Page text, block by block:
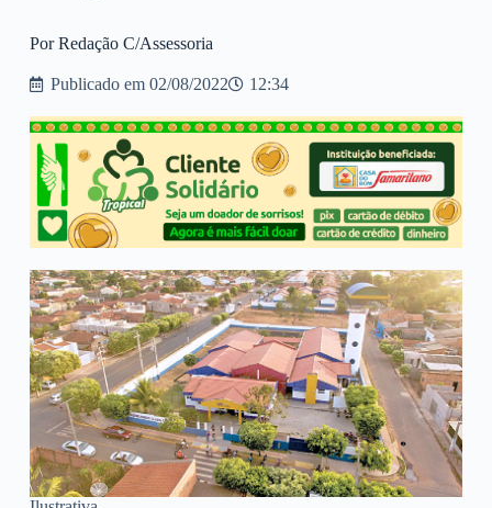
Por Redação C/Assessoria
Publicado em 02/08/2022 12:34